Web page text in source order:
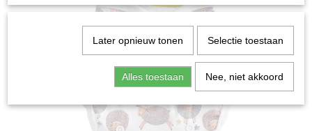
Later opnieuw tonen Selectie toestaan
Alles toestaan Nee, niet akkoord